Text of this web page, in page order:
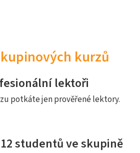
kurzů
lektoři
potkáte jen prověřené lektory.
12 studentů ve skupině